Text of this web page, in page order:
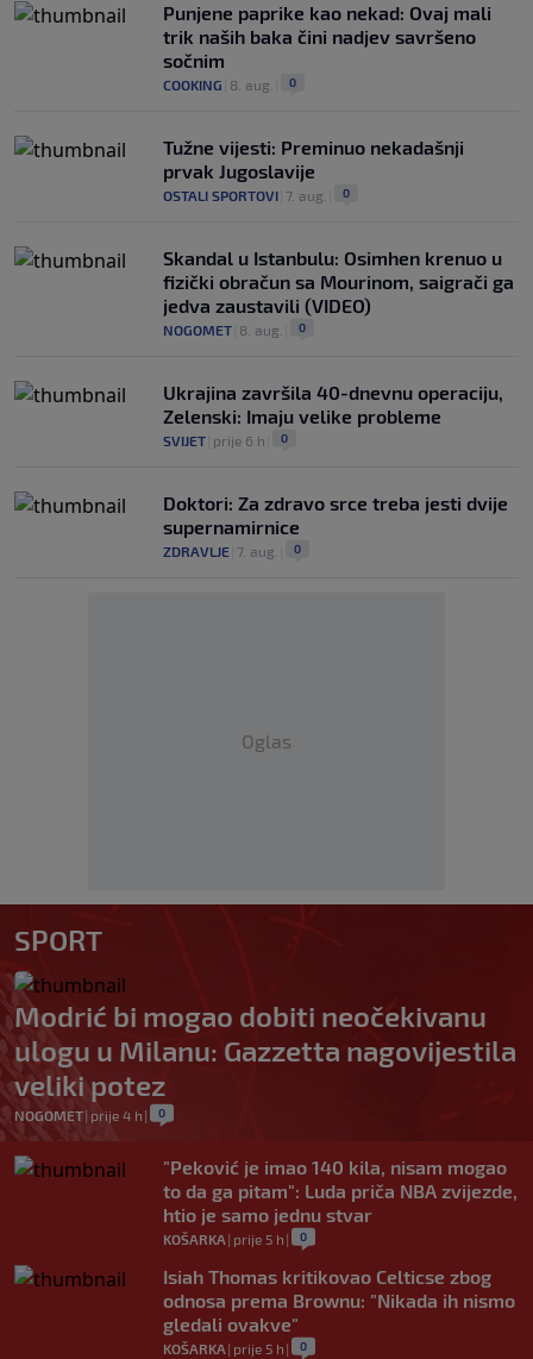
Punjene paprike kao nekad: Ovaj mali
trik naših baka čini nadjev savršeno
sočnim
COOKING 8. aug. 0
Tužne vijesti: Preminuo nekadašnji
prvak Jugoslavije
OSTALI SPORTOVI 7. aug. 0
Skandal u Istanbulu: Osimhen krenuo u
fizički obračun sa Mourinom, saigrači ga
jedva zaustavili (VIDEO)
NOGOMET 8. aug. 0
Ukrajina završila 40-dnevnu operaciju,
Zelenski: Imaju velike probleme
SVIJET prije 6 h 0
Doktori: Za zdravo srce treba jesti dvije
supernamirnice
ZDRAVLJE 7. aug. 0
Oglas
SPORT
Modrić bi mogao dobiti neočekivanu
ulogu u Milanu: Gazzetta nagovijestila
veliki potez
NOGOMET| prije 4 h | 0
"Peković je imao 140 kila, nisam mogao
to da ga pitam": Luda priča NBA zvijezde,
htio je samo jednu stvar
KOŠARKA | prije 5 h | 0
Isiah Thomas kritikovao Celticse zbog
odnosa prema Brownu: "Nikada ih nismo
gledali ovakve"
KOŠARKA | prije 5 h | 0